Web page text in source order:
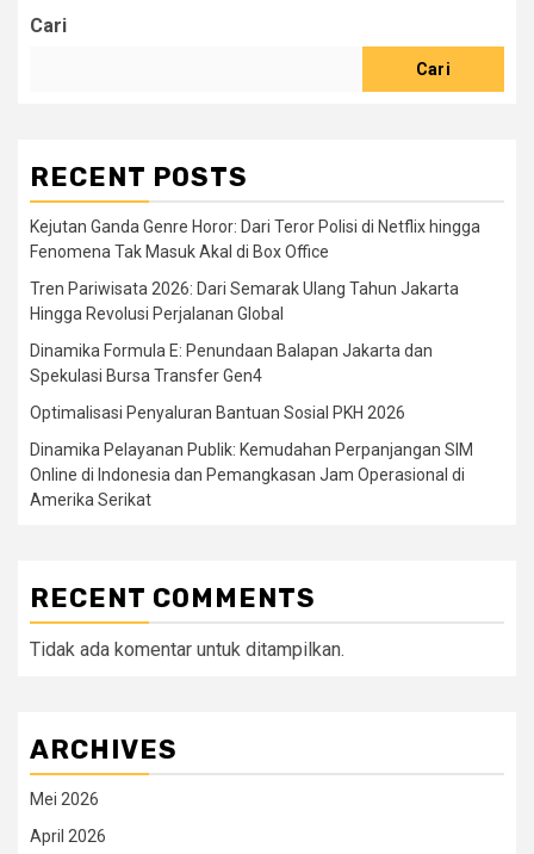
Cari
Cari
RECENT POSTS
Kejutan Ganda Genre Horor: Dari Teror Polisi di Netflix hingga
Fenomena Tak Masuk Akal di Box Office
Tren Pariwisata 2026: Dari Semarak Ulang Tahun Jakarta
Hingga Revolusi Perjalanan Global
Dinamika Formula E: Penundaan Balapan Jakarta dan
Spekulasi Bursa Transfer Gen4
Optimalisasi Penyaluran Bantuan Sosial PKH 2026
Dinamika Pelayanan Publik: Kemudahan Perpanjangan SIM
Online di Indonesia dan Pemangkasan Jam Operasional di
Amerika Serikat
RECENT COMMENTS
Tidak ada komentar untuk ditampilkan.
ARCHIVES
Mei 2026
April 2026